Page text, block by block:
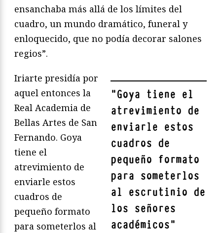
ensanchaba más allá de los límites del
cuadro, un mundo dramático, funeral y
enloquecido, que no podía decorar salones
regios”.
"Goya tiene el
atrevimiento de
enviarle estos
cuadros de
pequeño formato
para someterlos
al escrutinio de
los señores
académicos"
Iriarte presidía por
aquel entonces la
Real Academia de
Bellas Artes de San
Fernando. Goya
tiene el
atrevimiento de
enviarle estos
cuadros de
pequeño formato
para someterlos al